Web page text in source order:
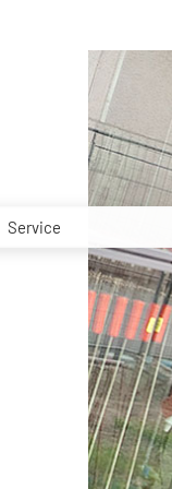
Service